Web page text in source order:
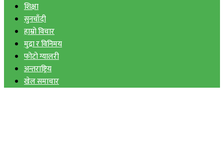
शिक्षा
सुनचाँदी
हाम्रो विचार
मुद्रा र विनिमय
फोटो ग्यालरी
अन्तराष्ट्रिय
खेल समाचार